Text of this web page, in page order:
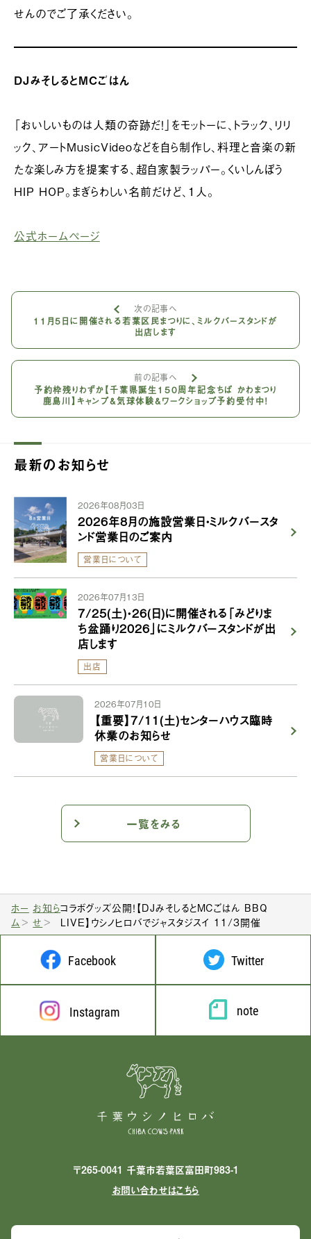
せんのでご了承ください。
DJみそしるとMCごはん
「おいしいものは人類の奇跡だ！」をモットーに、トラック、リリ
ック、アートMusicVideoなどを自ら制作し、料理と音楽の新
たな楽しみ方を提案する、超自家製ラッパー。くいしんぼう
HIP HOP。まぎらわしい名前だけど、1人。
公式ホームページ
次の記事へ
11月5日に開催される若葉区民まつりに、ミルクバースタンドが
出店します
前の記事へ
予約枠残りわずか【千葉県誕生150周年記念ちば かわまつり
鹿島川】キャンプ&気球体験&ワークショップ予約受付中！
最新のお知らせ
2026年08月03日
2026年8月の施設営業日・ミルクバースタ
ンド営業日のご案内
営業日について
2026年07月13日
7/25(土)・26(日)に開催される「みどりま
ち盆踊り2026」にミルクバースタンドが出
店します
出店
2026年07月10日
【重要】7/11(土)センターハウス臨時
休業のお知らせ
営業日について
一覧をみる
ホー
ム
お知ら
せ
コラボグッズ公開！【DJみそしるとMCごはん BBQ
LIVE】ウシノヒロバでジャスタジスイ 11/3開催
Facebook Twitter
Instagram note
〒265-0041 千葉市若葉区富田町983-1
お問い合わせはこちら